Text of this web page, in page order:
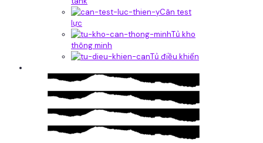
Cân test
lực
Tủ kho
thông minh
Tủ điều khiển